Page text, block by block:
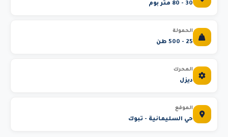
30 - 80 متر بوم
الحمولة
25 - 500 طن
المحرك
ديزل
الموقع
حي السليمانية - تبوك